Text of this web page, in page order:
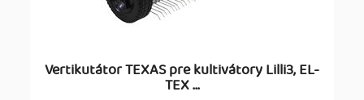
Vertikutátor TEXAS pre kultivátory Lilli3, EL-
TEX ...